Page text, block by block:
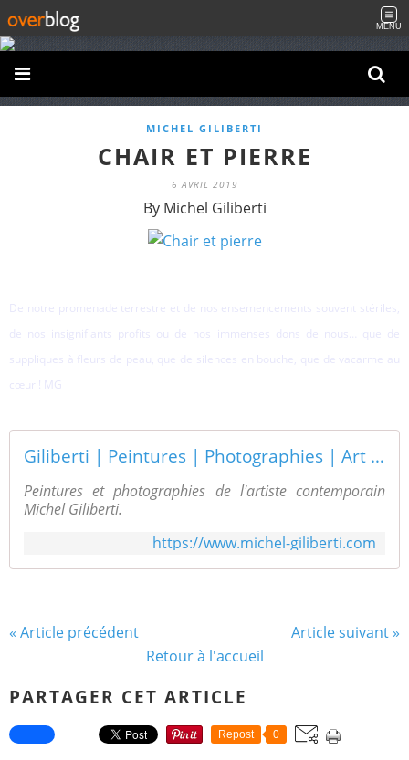
MENU
MICHEL GILIBERTI
CHAIR ET PIERRE
6 AVRIL 2019
By Michel Giliberti
De notre promenade terrestre et de nos ensemencements souvent stériles,
de nos insignifiants profits ou de nos immenses dons de nous… que de
suppliques à fleurs de peau, que de silences en bouche, que de vacarme au
cœur ! MG
Giliberti | Peintures | Photographies | Art contemporain
Peintures et photographies de l'artiste contemporain
Michel Giliberti.
https://www.michel-giliberti.com
« Article précédent
Article suivant »
Retour à l'accueil
PARTAGER CET ARTICLE
Repost 0